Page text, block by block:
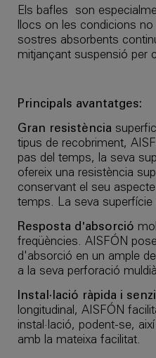
Els bafles son
llocs on les condicions no
sostres absorbents
mitjançant suspensió per
Principals avantatges:
Gran resistència
tipus de recobriment,
pas del temps, la seva
ofereix una resistència
conservant el seu
temps. La seva superfície
Resposta d'absorció
freqüències. AISFÓN
d'absorció en un ample
a la seva perforació
Instal·lació ràpida i
longitudinal, AISFÓN
instal·lació, podent-se,
amb la mateixa facilitat.